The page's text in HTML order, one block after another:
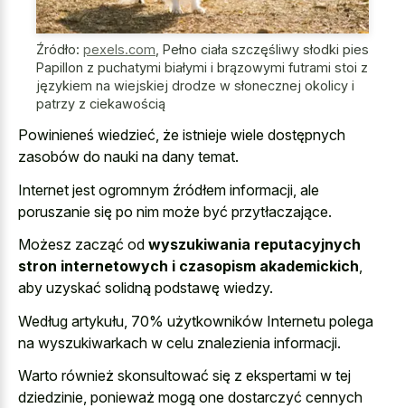
Źródło: pexels.com Pełno ciała szczęśliwy słodki pies
Papillon z puchatymi białymi i brązowymi futrami stoi z
językiem na wiejskiej drodze w słonecznej okolicy i
patrzy z ciekawością
Powinieneś wiedzieć, że istnieje wiele dostępnych
zasobów do nauki na dany temat.
Internet jest ogromnym źródłem informacji, ale
poruszanie się po nim może być przytłaczające.
Możesz zacząć od wyszukiwania reputacyjnych
stron internetowych i czasopism akademickich,
aby uzyskać solidną podstawę wiedzy.
Według artykułu, 70% użytkowników Internetu polega
na wyszukiwarkach w celu znalezienia informacji.
Warto również skonsultować się z ekspertami w tej
dziedzinie, ponieważ mogą one dostarczyć cennych